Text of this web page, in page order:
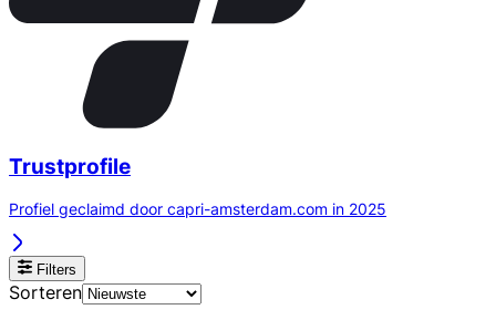
Trustprofile
Profiel geclaimd door capri-amsterdam.com in 2025
Filters
Sorteren